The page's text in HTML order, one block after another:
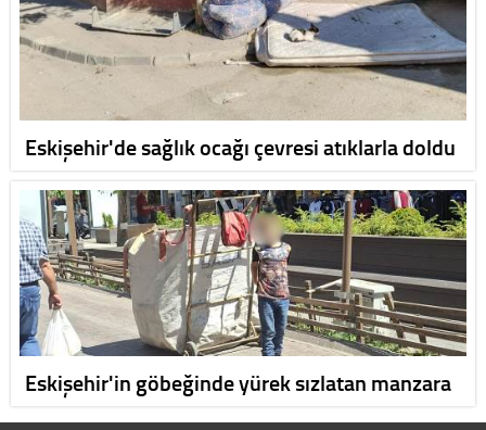
Eskişehir'de sağlık ocağı çevresi atıklarla doldu
Eskişehir'in göbeğinde yürek sızlatan manzara